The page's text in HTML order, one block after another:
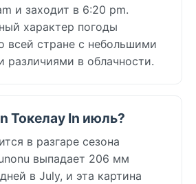
и заходит в 6:20 pm.
характер погоды
всей стране с небольшими
различиями в облачности.
Токелау In июль?
в разгаре сезона
выпадает 206 мм
в July, и эта картина